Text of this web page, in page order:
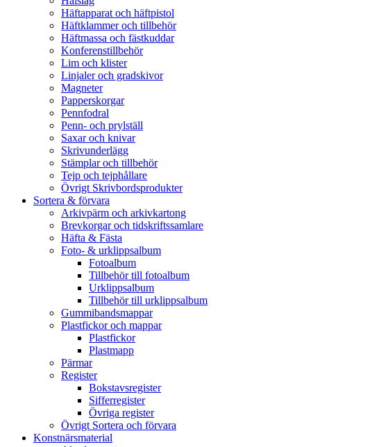
Häftapparat och häftpistol
Häftklammer och tillbehör
Häftmassa och fästkuddar
Konferenstillbehör
Lim och klister
Linjaler och gradskivor
Magneter
Papperskorgar
Pennfodral
Penn- och prylställ
Saxar och knivar
Skrivunderlägg
Stämplar och tillbehör
Tejp och tejphållare
Övrigt Skrivbordsprodukter
Sortera & förvara
Arkivpärm och arkivkartong
Brevkorgar och tidskriftssamlare
Häfta & Fästa
Foto- & urklippsalbum
Fotoalbum
Tillbehör till fotoalbum
Urklippsalbum
Tillbehör till urklippsalbum
Gummibandsmappar
Plastfickor och mappar
Plastfickor
Plastmapp
Pärmar
Register
Bokstavsregister
Sifferregister
Övriga register
Övrigt Sortera och förvara
Konstnärsmaterial